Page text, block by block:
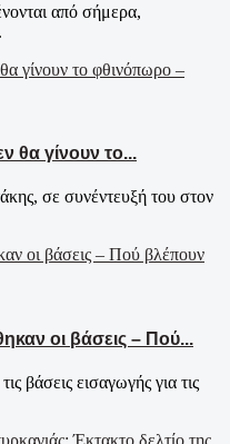
από σήμερα,
θα γίνουν το...
σε συνέντευξή του στον
οι βάσεις – Πού...
βάσεις εισαγωγής για τις